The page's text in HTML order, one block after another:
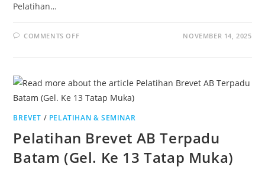
Pelatihan…
COMMENTS OFF NOVEMBER 14, 2025
BREVET / PELATIHAN & SEMINAR
Pelatihan Brevet AB Terpadu
Batam (Gel. Ke 13 Tatap Muka)